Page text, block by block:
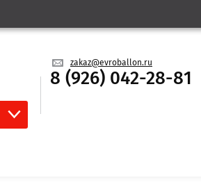
zakaz@evroballon.ru
8 (926) 042-28-81